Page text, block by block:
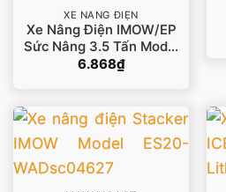
XE NÂNG ĐIỆN
Xe Nâng Điện IMOW/EP
Sức Nâng 3.5 Tấn Model
CPD35L1S
6.868₫